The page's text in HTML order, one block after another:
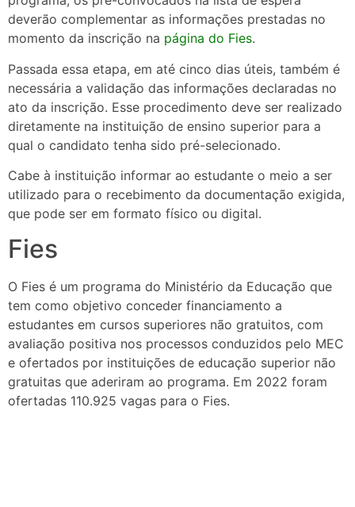
deverão complementar as informações prestadas no
momento da inscrição na página do Fies.
Passada essa etapa, em até cinco dias úteis, também é
necessária a validação das informações declaradas no
ato da inscrição. Esse procedimento deve ser realizado
diretamente na instituição de ensino superior para a
qual o candidato tenha sido pré-selecionado.
Cabe à instituição informar ao estudante o meio a ser
utilizado para o recebimento da documentação exigida,
que pode ser em formato físico ou digital.
Fies
O Fies é um programa do Ministério da Educação que
tem como objetivo conceder financiamento a
estudantes em cursos superiores não gratuitos, com
avaliação positiva nos processos conduzidos pelo MEC
e ofertados por instituições de educação superior não
gratuitas que aderiram ao programa. Em 2022 foram
ofertadas 110.925 vagas para o Fies.